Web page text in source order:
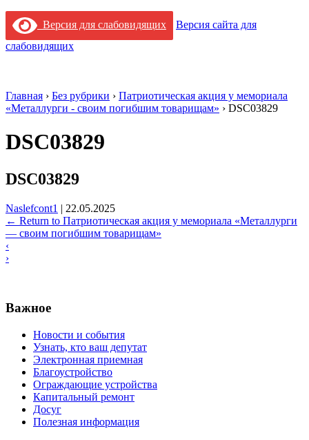
Версия для слабовидящих
Версия сайта для
слабовидящих
Главная › Без рубрики › Патриотическая акция у мемориала
«Металлурги - своим погибшим товарищам» › DSC03829
DSC03829
DSC03829
Naslefcont1 | 22.05.2025
← Return to Патриотическая акция у мемориала «Металлурги
— своим погибшим товарищам»
‹
›
Важное
Новости и события
Узнать, кто ваш депутат
Электронная приемная
Благоустройство
Ограждающие устройства
Капитальный ремонт
Досуг
Полезная информация